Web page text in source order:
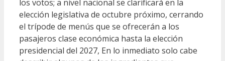
los votos; a nivel nacional se clarificará en la
elección legislativa de octubre próximo, cerrando
el trípode de menús que se ofrecerán a los
pasajeros clase económica hasta la elección
presidencial del 2027, En lo inmediato solo cabe